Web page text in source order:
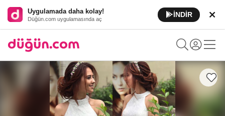
Uygulamada daha kolay!
Düğün.com uygulamasında aç
İNDİR